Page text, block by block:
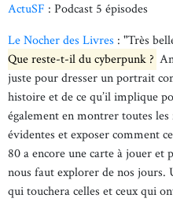
ActuSF : Podcast 5 épisodes
Le Nocher des Livres : "Très
Que reste-t-il du cyberpunk ?
juste pour dresser un portrait
histoire et de ce qu’il implique
également en montrer toutes
évidentes et exposer comment
80 a encore une carte à jouer et
nous faut explorer de nos jours.
qui touchera celles et ceux qui